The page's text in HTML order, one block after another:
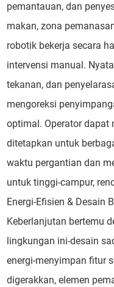
pemantauan, dan
makan, zona
robotik bekerja secara
intervensi manual.
tekanan, dan
mengoreksi
optimal. Operator dapat
ditetapkan untuk
waktu pergantian dan
untuk tinggi-campur,
Energi-Efisien & Desain
Keberlanjutan bertemu
lingkungan ini-desain
energi-menyimpan fitur
digerakkan, elemen